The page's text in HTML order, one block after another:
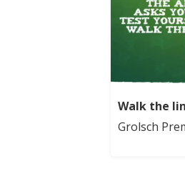
Walk the
Grolsch